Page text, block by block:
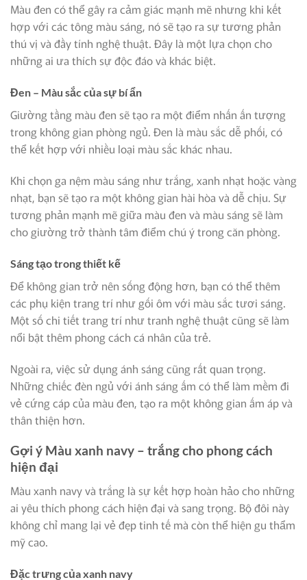
Màu đen có thể gây ra cảm giác mạnh mẽ nhưng khi kết
hợp với các tông màu sáng, nó sẽ tạo ra sự tương phản
thú vị và đầy tính nghệ thuật. Đây là một lựa chọn cho
những ai ưa thích sự độc đáo và khác biệt.
Đen – Màu sắc của sự bí ẩn
Giường tầng màu đen sẽ tạo ra một điểm nhấn ấn tượng
trong không gian phòng ngủ. Đen là màu sắc dễ phối, có
thể kết hợp với nhiều loại màu sắc khác nhau.
Khi chọn ga nệm màu sáng như trắng, xanh nhạt hoặc vàng
nhạt, bạn sẽ tạo ra một không gian hài hòa và dễ chịu. Sự
tương phản mạnh mẽ giữa màu đen và màu sáng sẽ làm
cho giường trở thành tâm điểm chú ý trong căn phòng.
Sáng tạo trong thiết kế
Để không gian trở nên sống động hơn, bạn có thể thêm
các phụ kiện trang trí như gối ôm với màu sắc tươi sáng.
Một số chi tiết trang trí như tranh nghệ thuật cũng sẽ làm
nổi bật thêm phong cách cá nhân của trẻ.
Ngoài ra, việc sử dụng ánh sáng cũng rất quan trọng.
Những chiếc đèn ngủ với ánh sáng ấm có thể làm mềm đi
vẻ cứng cáp của màu đen, tạo ra một không gian ấm áp và
thân thiện hơn.
Gợi ý Màu xanh navy – trắng cho phong cách
hiện đại
Màu xanh navy và trắng là sự kết hợp hoàn hảo cho những
ai yêu thích phong cách hiện đại và sang trọng. Bộ đôi này
không chỉ mang lại vẻ đẹp tinh tế mà còn thể hiện gu thẩm
mỹ cao.
Đặc trưng của xanh navy